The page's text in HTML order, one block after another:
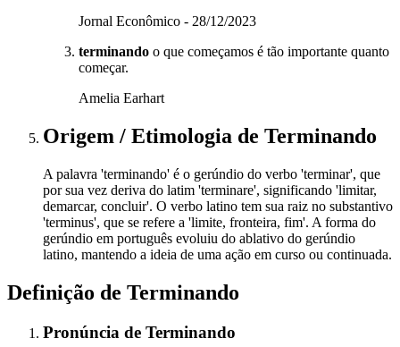
Jornal Econômico - 28/12/2023
terminando o que começamos é tão importante quanto
começar.
Amelia Earhart
Origem / Etimologia de Terminando
A palavra 'terminando' é o gerúndio do verbo 'terminar', que
por sua vez deriva do latim 'terminare', significando 'limitar,
demarcar, concluir'. O verbo latino tem sua raiz no substantivo
'terminus', que se refere a 'limite, fronteira, fim'. A forma do
gerúndio em português evoluiu do ablativo do gerúndio
latino, mantendo a ideia de uma ação em curso ou continuada.
Definição de Terminando
Pronúncia de Terminando